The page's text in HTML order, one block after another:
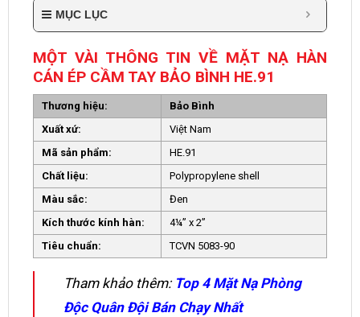
MỤC LỤC
MỘT VÀI THÔNG TIN VỀ MẶT NẠ HÀN
CÁN ÉP CẦM TAY BẢO BÌNH HE.91
Thương hiệu:
Bảo Bình
Xuất xứ:
Việt Nam
Mã sản phẩm:
HE.91
Chất liệu:
Polypropylene shell
Màu sắc:
Đen
Kích thước kính hàn:
4¼” x 2”
Tiêu chuẩn:
TCVN 5083-90
Tham khảo thêm: Top 4 Mặt Nạ Phòng
Độc Quân Đội Bán Chạy Nhất